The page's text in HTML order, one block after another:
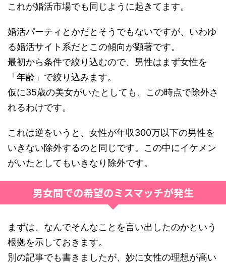
これが婚活市場でも同じように起きてます。
婚活パーティとかだとそうでもないですが、いわゆ
る婚活サイト系だとこの傾向が顕著です。
最初から条件で絞り込むので、男性はまず女性を
「年齢」で絞り込みます。
仮に35歳の美女がいたとしても、この時点で除外さ
れるわけです。
これは逆をいうと、女性が年収300万以下の男性を
いきない除外するのと同じです。この中にイケメン
がいたとしてもいきなり除外です。
男女間での希望のミスマッチが発生
まずは、なんでそんなことを言い出したのかという
根拠を示しておきます。
別の記事でも書きましたが、妙に女性の理想が高い